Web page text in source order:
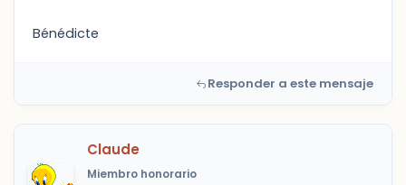
Bénédicte
Responder a este mensaje
Claude
Miembro honorario